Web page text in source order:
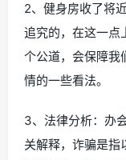
2、健身房收了将
追究的，在这一点
个公道，会保障我
情的一些看法。
3、法律分析：办
关解释，诈骗是指